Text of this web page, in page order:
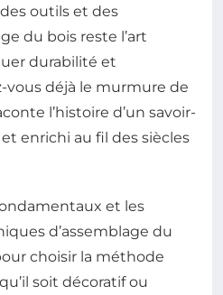
outils et des
du bois reste l’art
durabilité et
déjà le murmure de
l’histoire d’un savoir-
enrichi au fil des siècles
et les
d’assemblage du
choisir la méthode
soit décoratif ou